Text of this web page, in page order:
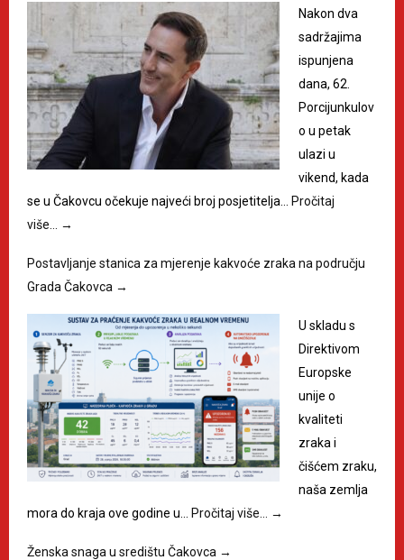
Nakon dva
sadržajima
ispunjena
dana, 62.
Porcijunkulov
o u petak
ulazi u
vikend, kada
se u Čakovcu očekuje najveći broj posjetitelja…
Pročitaj
više…
→
Postavljanje stanica za mjerenje kakvoće zraka na području
Grada Čakovca →
U skladu s
Direktivom
Europske
unije o
kvaliteti
zraka i
čišćem zraku,
naša zemlja
mora do kraja ove godine u…
Pročitaj više… →
Ženska snaga u središtu Čakovca →